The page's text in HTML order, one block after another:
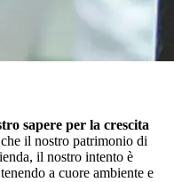
sapere per la crescita
il nostro patrimonio di
il nostro intento è
a cuore ambiente e